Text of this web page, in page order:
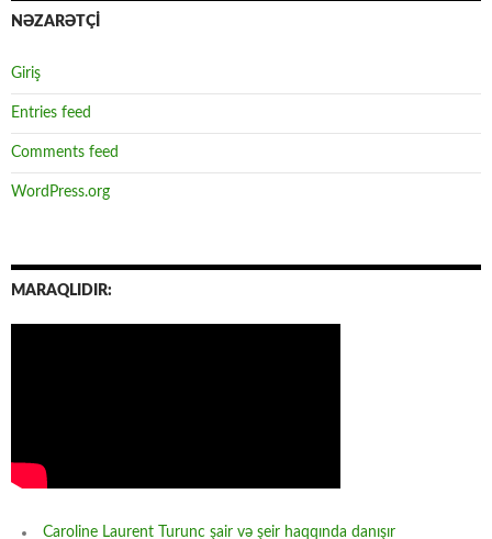
NƏZARƏTÇİ
Giriş
Entries feed
Comments feed
WordPress.org
MARAQLIDIR:
Caroline Laurent Turunc şair və şeir haqqında danışır